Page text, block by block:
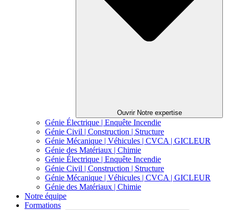
Ouvrir Notre expertise
Génie Électrique | Enquête Incendie
Génie Civil | Construction | Structure
Génie Mécanique | Véhicules | CVCA | GICLEUR
Génie des Matériaux | Chimie
Génie Électrique | Enquête Incendie
Génie Civil | Construction | Structure
Génie Mécanique | Véhicules | CVCA | GICLEUR
Génie des Matériaux | Chimie
Notre équipe
Formations